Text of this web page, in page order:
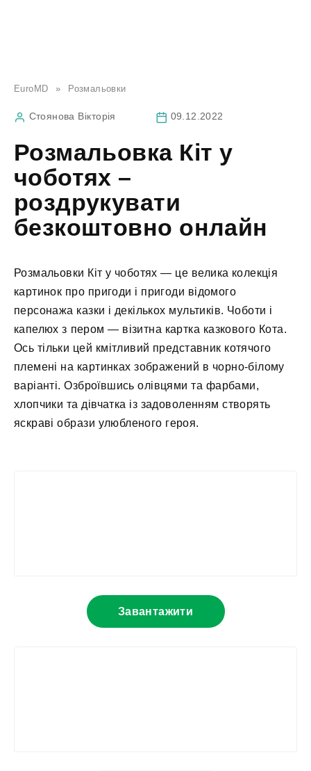
EuroMD » Розмальовки
Стоянова Вікторія 09.12.2022
Розмальовка Кіт у
чоботях –
роздрукувати
безкоштовно онлайн
Розмальовки Кіт у чоботях — це велика колекція
картинок про пригоди і пригоди відомого
персонажа казки і декількох мультиків. Чоботи і
капелюх з пером — візитна картка казкового Кота.
Ось тільки цей кмітливий представник котячого
племені на картинках зображений в чорно-білому
варіанті. Озброївшись олівцями та фарбами,
хлопчики та дівчатка із задоволенням створять
яскраві образи улюбленого героя.
Завантажити